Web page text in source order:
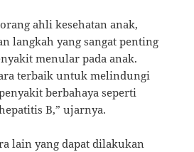
ahli kesehatan anak,
langkah yang sangat penting
menular pada anak.
terbaik untuk melindungi
berbahaya seperti
B,” ujarnya.
lain yang dapat dilakukan